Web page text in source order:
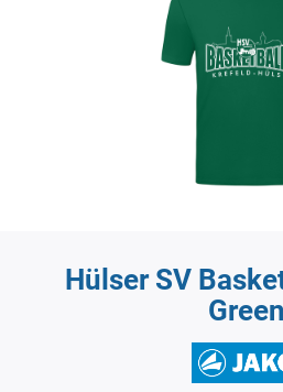
Hülser SV
Green